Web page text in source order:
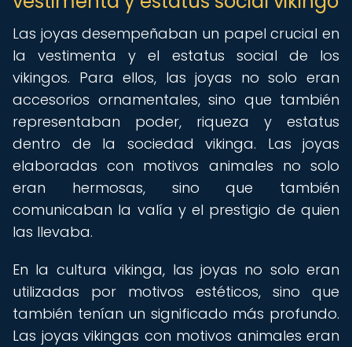
Las joyas desempeñaban un papel crucial en
la vestimenta y el estatus social de los
vikingos. Para ellos, las joyas no solo eran
accesorios ornamentales, sino que también
representaban poder, riqueza y estatus
dentro de la sociedad vikinga. Las joyas
elaboradas con motivos animales no solo
eran hermosas, sino que también
comunicaban la valía y el prestigio de quien
las llevaba.
En la cultura vikinga, las joyas no solo eran
utilizadas por motivos estéticos, sino que
también tenían un significado más profundo.
Las joyas vikingas con motivos animales eran